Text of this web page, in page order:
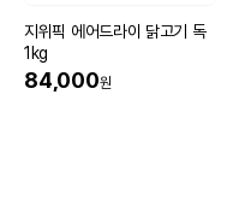
지위픽 에어드라이 닭고기 독
1kg
84,000원